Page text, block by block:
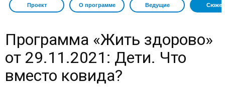
Проект О программе Ведущие
Программа «Жить здорово»
от 29.11.2021: Дети. Что
вместо ковида?